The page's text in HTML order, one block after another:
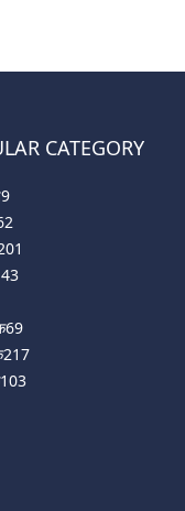
CATEGORY
9
69
217
103